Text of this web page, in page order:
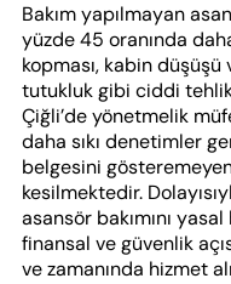
Bakım yapılmayan
yüzde 45 oranında
kopması, kabin düşüşü
tutukluk gibi ciddi
Çiğli’de yönetmelik
daha sıkı denetimler
belgesini
kesilmektedir.
asansör bakımını
finansal ve güvenlik
ve zamanında hizmet